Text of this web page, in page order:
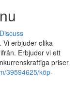
Discuss
Vi erbjuder olika
Erbjuder vi ett
priser
39594625/köp-